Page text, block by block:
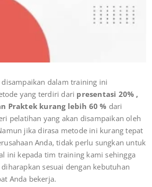
dalam training ini
yang terdiri dari presentasi 20% ,
Praktek kurang lebih 60 % dari
pelatihan yang akan disampaikan oleh
jika dirasa metode ini kurang tepat
Anda, tidak perlu sungkan untuk
ini kepada tim training kami sehingga
sesuai dengan kebutuhan
Anda bekerja.